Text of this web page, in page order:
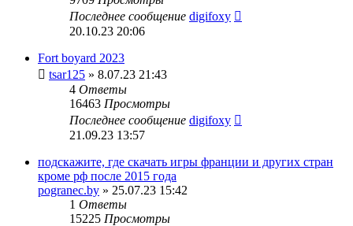
Последнее сообщение digifoxy
20.10.23 20:06
Fort boyard 2023
tsar125 » 8.07.23 21:43
4 Ответы
16463 Просмотры
Последнее сообщение digifoxy
21.09.23 13:57
подскажите, где скачать игры франции и других стран
кроме рф после 2015 года
pogranec.by » 25.07.23 15:42
1 Ответы
15225 Просмотры